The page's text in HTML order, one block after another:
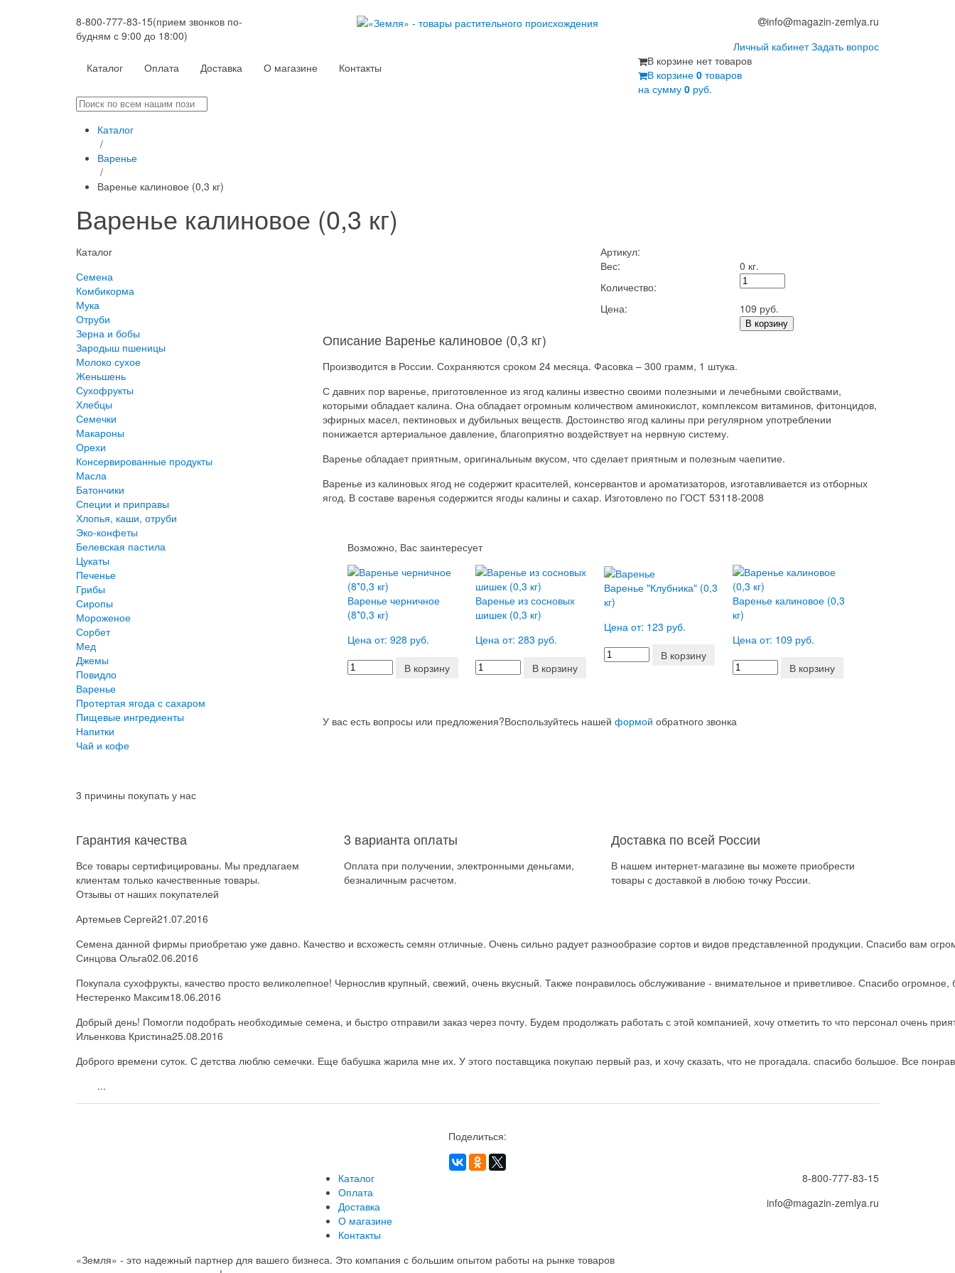
8-800-777-83-15(прием звонков по-
будням с 9:00 до 18:00)
info@magazin-zemlya.ru
Личный кабинет Задать вопрос
Каталог
Оплата Доставка О магазине Контакты
В корзине нет товаров
В корзине 0 товаров
на сумму 0 руб.
Каталог
/
Варенье
/
Варенье калиновое (0,3 кг)
Варенье калиновое (0,3 кг)
Каталог
Семена
Комбикорма
Мука
Отруби
Зерна и бобы
Зародыш пшеницы
Молоко сухое
Женьшень
Сухофрукты
Хлебцы
Семечки
Макароны
Орехи
Консервированные продукты
Масла
Батончики
Специи и приправы
Хлопья, каши, отруби
Эко-конфеты
Белевская пастила
Цукаты
Печенье
Грибы
Сиропы
Мороженое
Сорбет
Мед
Джемы
Повидло
Варенье
Протертая ягода с сахаром
Пищевые ингредиенты
Напитки
Чай и кофе
Артикул:
Вес:
0 кг.
Количество:
Цена:
109 руб.
В корзину
Описание Варенье калиновое (0,3 кг)
Производится в России. Сохраняются сроком 24 месяца. Фасовка – 300 грамм, 1 штука.
С давних пор варенье, приготовленное из ягод калины известно своими полезными и лечебными свойствами,
которыми обладает калина. Она обладает огромным количеством аминокислот, комплексом витаминов, фитонцидов,
эфирных масел, пектиновых и дубильных веществ. Достоинство ягод калины при регулярном употреблении
понижается артериальное давление, благоприятно воздействует на нервную систему.
Варенье обладает приятным, оригинальным вкусом, что сделает приятным и полезным чаепитие.
Варенье из калиновых ягод не содержит красителей, консервантов и ароматизаторов, изготавливается из отборных
ягод. В составе варенья содержится ягоды калины и сахар. Изготовлено по ГОСТ 53118-2008
Возможно, Вас заинтересует
Варенье черничное
(8*0,3 кг)
Цена от: 928 руб.
В корзину
Варенье из сосновых
шишек (0,3 кг)
Цена от: 283 руб.
В корзину
Варенье "Клубника" (0,3
кг)
Цена от: 123 руб.
В корзину
Варенье калиновое (0,3
кг)
Цена от: 109 руб.
В корзину
У вас есть вопросы или предложения?Воспользуйтесь нашей формой обратного звонка
3 причины покупать у нас
Гарантия качества
Все товары сертифицированы. Мы предлагаем
клиентам только качественные товары.
3 варианта оплаты
Оплата при получении, электронными деньгами,
безналичным расчетом.
Доставка по всей России
В нашем интернет-магазине вы можете приобрести
товары с доставкой в любою точку России.
Отзывы от наших покупателей
Артемьев Сергей21.07.2016
Семена данной фирмы приобретаю уже давно. Качество и всхожесть семян отличные. Очень сильно радует разнообразие сортов и видов представленной продукции. Спасибо вам
Синцова Ольга02.06.2016
Покупала сухофрукты, качество просто великолепное! Чернослив крупный, свежий, очень вкусный. Также понравилось обслуживание - внимательное и приветливое. Спасибо огромное,
Нестеренко Максим18.06.2016
Добрый день! Помогли подобрать необходимые семена, и быстро отправили заказ через почту. Будем продолжать работать с этой компанией, хочу отметить то что персонал очень
Ильенкова Кристина25.08.2016
Доброго времени суток. С детства люблю семечки. Еще бабушка жарила мне их. У этого поставщика покупаю первый раз, и хочу сказать, что не прогадала. спасибо большое. Все
...
Поделиться:
Каталог
Оплата
Доставка
О магазине
Контакты
8-800-777-83-15
info@magazin-zemlya.ru
«Земля» - это надежный партнер для вашего бизнеса. Это компания с большим опытом работы на рынке товаров